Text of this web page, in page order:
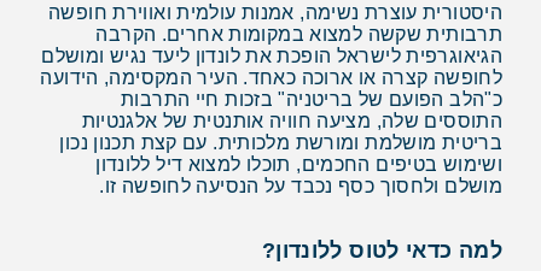
היסטורית עוצרת נשימה, אמנות עולמית ואווירת חופשה
תרבותית שקשה למצוא במקומות אחרים. הקרבה
הגיאוגרפית לישראל הופכת את לונדון ליעד נגיש ומושלם
לחופשה קצרה או ארוכה כאחד. העיר המקסימה, הידועה
כ"הלב הפועם של בריטניה" בזכות חיי התרבות
התוססים שלה, מציעה חוויה אותנטית של אלגנטיות
בריטית מושלמת ומורשת מלכותית. עם קצת תכנון נכון
ושימוש בטיפים החכמים, תוכלו למצוא דיל ללונדון
מושלם ולחסוך כסף נכבד על הנסיעה לחופשה זו.
למה כדאי לטוס ללונדון?